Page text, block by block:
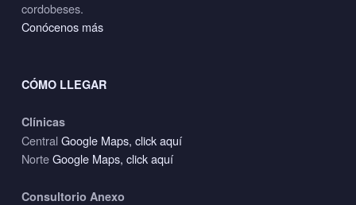
cordobeses.
Conócenos más
CÓMO LLEGAR
Clínicas
CentralGoogle Maps, click aquí
NorteGoogle Maps, click aquí
Consultorio Anexo